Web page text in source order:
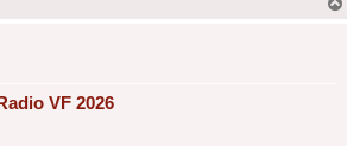
VF 2026